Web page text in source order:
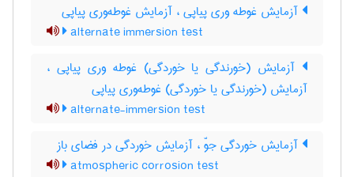
آزمایش غوطه وری پیاپی ، آزمایش غوطه‌وری پیاپی
alternate immersion test
آزمایش (خورندگی یا خوردگی) غوطه وری پیاپی ،
آزمایش (خورندگی یا خوردگی) غوطه‌وری پیاپی
alternate-immersion test
آزمایش خوردگی جوّ ، آزمایش خوردگی در فضای باز
atmospheric corrosion test